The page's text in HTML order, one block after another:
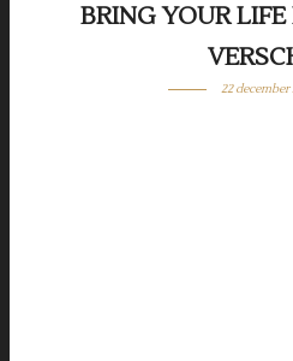
BRING YOUR
22 december